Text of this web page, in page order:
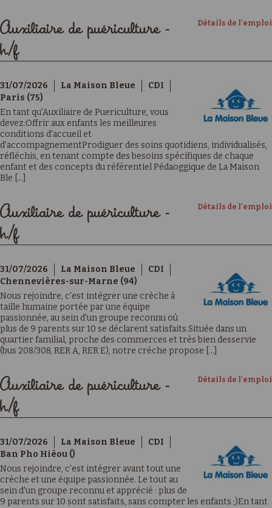
Détails de l'emploi
Auxiliaire de puériculture -
h/f
31/07/2026 La Maison Bleue
CDI
Paris (75)
En tant qu'Auxiliaire de Puericulture, vous
devez:Offrir aux enfants les meilleures
conditions d'accueil et
d'accompagnementProdiguer des soins quotidiens, individualisés,
réfléchis, en tenant compte des besoins spécifiques de chaque
enfant et des concepts du référentiel Pédaoggique de La Maison
Ble [...]
Détails de l'emploi
Auxiliaire de puériculture -
h/f
31/07/2026 La Maison Bleue
CDI
Chennevières-sur-Marne (94)
Nous rejoindre, c'est intégrer une crèche à
taille humaine portée par une équipe
passionnée, au sein d'un groupe reconnu où
plus de 9 parents sur 10 se déclarent satisfaits.Située dans un
quartier familial, proche des commerces et très bien desservie
(bus 208/308, RER A, RER E), notre crèche propose [...]
Détails de l'emploi
Auxiliaire de puériculture -
h/f
31/07/2026 La Maison Bleue
CDI
Ban Pho Hièou ()
Nous rejoindre, c'est intégrer avant tout une
crèche et une équipe passionnée. Le tout au
sein d'un groupe reconnu et apprécié : plus de
9 parents sur 10 sont satisfaits, sans compter les enfants ;)En tant